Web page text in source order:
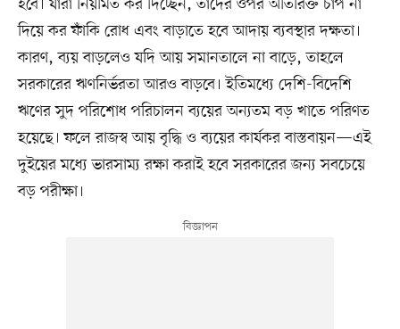
হবে। যাঁরা নিয়মিত কর দিচ্ছেন, তাঁদের ওপর অতিরিক্ত চাপ না
দিয়ে কর ফাঁকি রোধ এবং বাড়াতে হবে আদায় ব্যবস্থার দক্ষতা।
কারণ, ব্যয় বাড়লেও যদি আয় সমানতালে না বাড়ে, তাহলে
সরকারের ঋণনির্ভরতা আরও বাড়বে। ইতিমধ্যে দেশি-বিদেশি
ঋণের সুদ পরিশোধ পরিচালন ব্যয়ের অন্যতম বড় খাতে পরিণত
হয়েছে। ফলে রাজস্ব আয় বৃদ্ধি ও ব্যয়ের কার্যকর বাস্তবায়ন—এই
দুইয়ের মধ্যে ভারসাম্য রক্ষা করাই হবে সরকারের জন্য সবচেয়ে
বড় পরীক্ষা।